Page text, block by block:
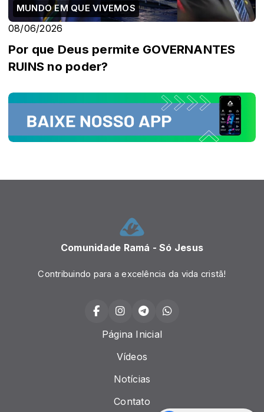
MUNDO EM QUE VIVEMOS
08/06/2026
Por que Deus permite GOVERNANTES
RUINS no poder?
Comunidade Ramá - Só Jesus
Contribuindo para a excelência da vida cristã!
Página Inicial
Vídeos
Notícias
Contato